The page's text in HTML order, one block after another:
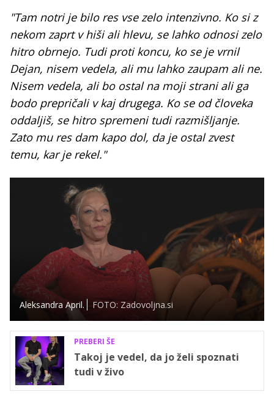
"Tam notri je bilo res vse zelo intenzivno. Ko si z
nekom zaprt v hiši ali hlevu, se lahko odnosi zelo
hitro obrnejo. Tudi proti koncu, ko se je vrnil
Dejan, nisem vedela, ali mu lahko zaupam ali ne.
Nisem vedela, ali bo ostal na moji strani ali ga
bodo prepričali v kaj drugega. Ko se od človeka
oddaljiš, se hitro spremeni tudi razmišljanje.
Zato mu res dam kapo dol, da je ostal zvest
temu, kar je rekel."
Aleksandra April. FOTO: Zadovoljna.si
PREBERI ŠE
Takoj je vedel, da jo želi spoznati
tudi v živo